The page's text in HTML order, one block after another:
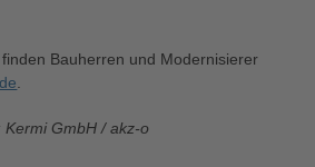
Bauherren und Modernisierer
GmbH / akz-o